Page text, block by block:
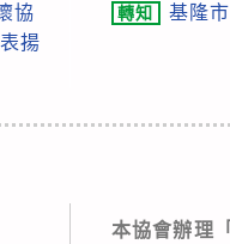
協
揚
轉知
基隆
本協會辦理